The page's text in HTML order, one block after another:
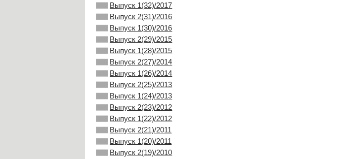
Выпуск 1(32)/2017
Выпуск 2(31)/2016
Выпуск 1(30)/2016
Выпуск 2(29)/2015
Выпуск 1(28)/2015
Выпуск 2(27)/2014
Выпуск 1(26)/2014
Выпуск 2(25)/2013
Выпуск 1(24)/2013
Выпуск 2(23)/2012
Выпуск 1(22)/2012
Выпуск 2(21)/2011
Выпуск 1(20)/2011
Выпуск 2(19)/2010